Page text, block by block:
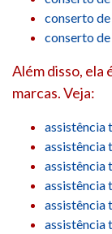
conserto
conserto
Além disso, ela
marcas. Veja:
assistência
assistência
assistência
assistência
assistência
assistência